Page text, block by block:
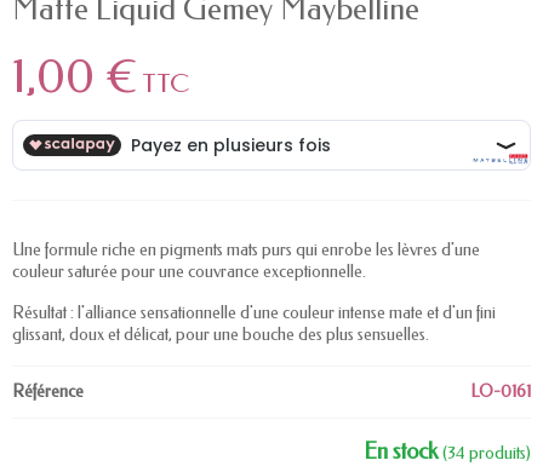
Matte Liquid Gemey Maybelline
1,00 € TTC
Une formule riche en pigments mats purs qui enrobe les lèvres d'une
couleur saturée pour une couvrance exceptionnelle.
Résultat : l'alliance sensationnelle d'une couleur intense mate et d'un fini
glissant, doux et délicat, pour une bouche des plus sensuelles.
Référence LO-0161
En stock(34 produits)